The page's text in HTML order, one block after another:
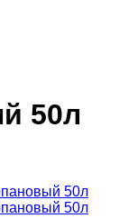
50л